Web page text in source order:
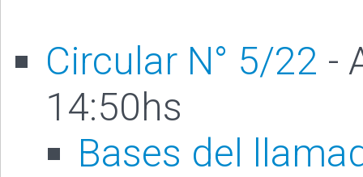
Circular N° 5/22 -
14:50hs
Bases del